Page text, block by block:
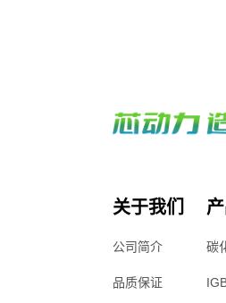
关于我们
公司简介
品质保证
碳